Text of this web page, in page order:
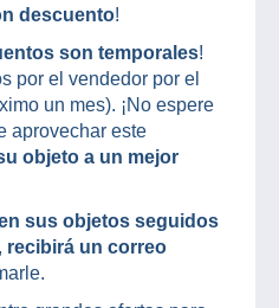
descuento!
son temporales!
por el vendedor por el
un mes). ¡No espere
aprovechar este
objeto a un mejor
sus objetos seguidos
recibirá un correo